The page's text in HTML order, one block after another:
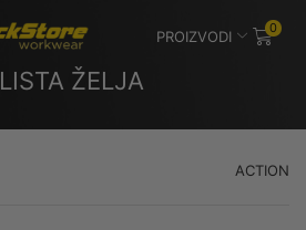
PROIZVODI 0
LISTA ŽELJA
ACTION